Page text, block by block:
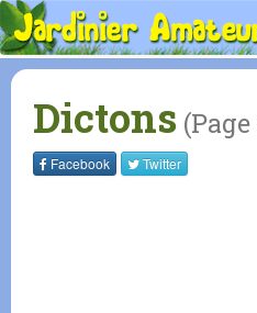
Dictons (Page
Facebook Twitter